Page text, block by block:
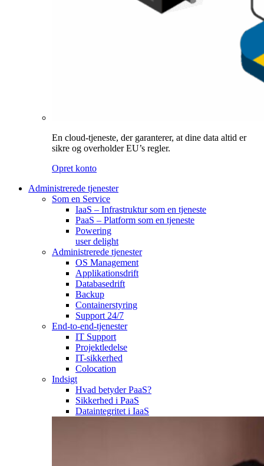
En cloud-tjeneste, der garanterer, at dine data altid er
sikre og overholder EU’s regler.
Opret konto
Administrerede tjenester
Som en Service
IaaS – Infrastruktur som en tjeneste
PaaS – Platform som en tjeneste
Powering
user delight
Administrerede tjenester
OS Management
Applikationsdrift
Databasedrift
Backup
Containerstyring
Support 24/7
End-to-end-tjenester
IT Support
Projektledelse
IT-sikkerhed
Colocation
Indsigt
Hvad betyder PaaS?
Sikkerhed i PaaS
Dataintegritet i IaaS